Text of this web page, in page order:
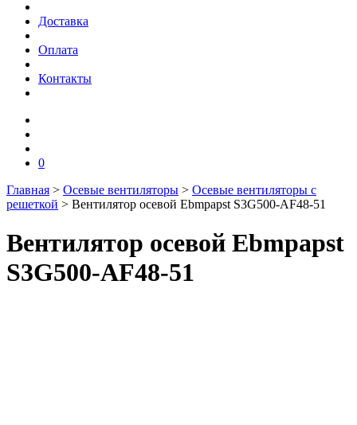
Доставка
Оплата
Контакты
0
Главная > Осевые вентиляторы > Осевые вентиляторы с
решеткой > Вентилятор осевой Ebmpapst S3G500-AF48-51
Вентилятор осевой Ebmpapst
S3G500-AF48-51